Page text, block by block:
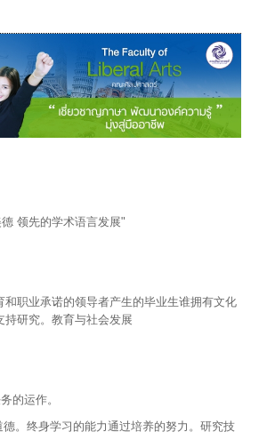
领先的学术语言发展"
和职业承诺的领导者产生的毕业生谁拥有文化
研究。教育与社会发展
的运作。
。终身学习的能力通过培养的努力。研究技